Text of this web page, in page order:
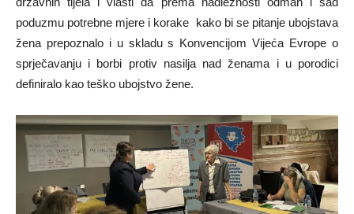
poduzmu potrebne mjere i korake kako bi se pitanje ubojstava
žena prepoznalo i u skladu s Konvencijom Vijeća Evrope o
sprječavanju i borbi protiv nasilja nad ženama i u porodici
definiralo kao teško ubojstvo žene.